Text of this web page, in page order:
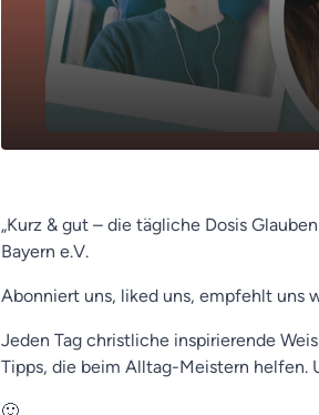
„Kurz & gut – die tägliche Dosis
Bayern e.V.
Abonniert uns, liked uns, empfehlt uns
Jeden Tag christliche inspirierende
Tipps, die beim Alltag-Meistern helfen.